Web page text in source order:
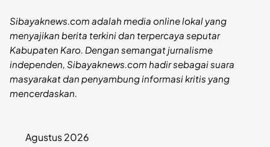
Sibayaknews.com adalah media online lokal yang
menyajikan berita terkini dan terpercaya seputar
Kabupaten Karo. Dengan semangat jurnalisme
independen, Sibayaknews.com hadir sebagai suara
masyarakat dan penyambung informasi kritis yang
mencerdaskan.
Agustus 2026